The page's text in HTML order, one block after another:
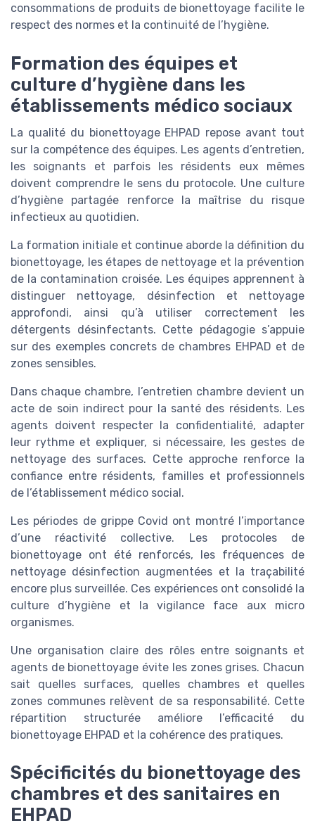
consommations de produits de bionettoyage facilite le
respect des normes et la continuité de l’hygiène.
Formation des équipes et
culture d’hygiène dans les
établissements médico sociaux
La qualité du bionettoyage EHPAD repose avant tout
sur la compétence des équipes. Les agents d’entretien,
les soignants et parfois les résidents eux mêmes
doivent comprendre le sens du protocole. Une culture
d’hygiène partagée renforce la maîtrise du risque
infectieux au quotidien.
La formation initiale et continue aborde la définition du
bionettoyage, les étapes de nettoyage et la prévention
de la contamination croisée. Les équipes apprennent à
distinguer nettoyage, désinfection et nettoyage
approfondi, ainsi qu’à utiliser correctement les
détergents désinfectants. Cette pédagogie s’appuie
sur des exemples concrets de chambres EHPAD et de
zones sensibles.
Dans chaque chambre, l’entretien chambre devient un
acte de soin indirect pour la santé des résidents. Les
agents doivent respecter la confidentialité, adapter
leur rythme et expliquer, si nécessaire, les gestes de
nettoyage des surfaces. Cette approche renforce la
confiance entre résidents, familles et professionnels
de l’établissement médico social.
Les périodes de grippe Covid ont montré l’importance
d’une réactivité collective. Les protocoles de
bionettoyage ont été renforcés, les fréquences de
nettoyage désinfection augmentées et la traçabilité
encore plus surveillée. Ces expériences ont consolidé la
culture d’hygiène et la vigilance face aux micro
organismes.
Une organisation claire des rôles entre soignants et
agents de bionettoyage évite les zones grises. Chacun
sait quelles surfaces, quelles chambres et quelles
zones communes relèvent de sa responsabilité. Cette
répartition structurée améliore l’efficacité du
bionettoyage EHPAD et la cohérence des pratiques.
Spécificités du bionettoyage des
chambres et des sanitaires en
EHPAD